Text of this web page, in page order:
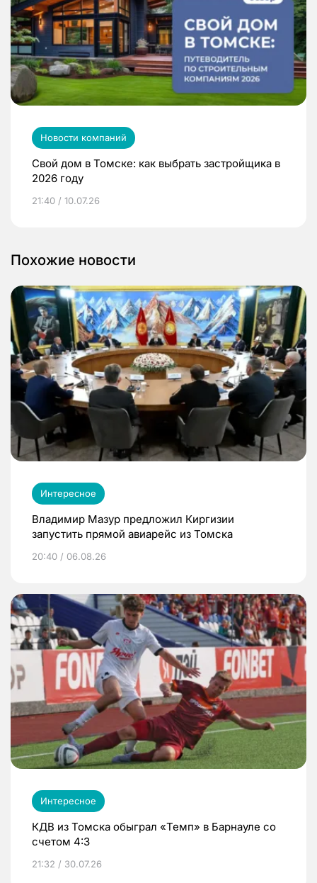
Новости компаний
Свой дом в Томске: как выбрать застройщика в
2026 году
21:40 / 10.07.26
Похожие новости
Интересное
Владимир Мазур предложил Киргизии
запустить прямой авиарейс из Томска
20:40 / 06.08.26
Интересное
КДВ из Томска обыграл «Темп» в Барнауле со
счетом 4:3
21:32 / 30.07.26